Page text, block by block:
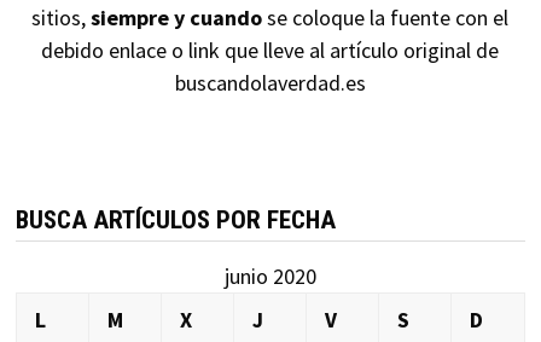
sitios,siempre y cuandose coloque la fuente con el
debido enlace o link que lleve al artículo original de
buscandolaverdad.es
BUSCA ARTÍCULOS POR FECHA
junio 2020
L
M X J V S
D